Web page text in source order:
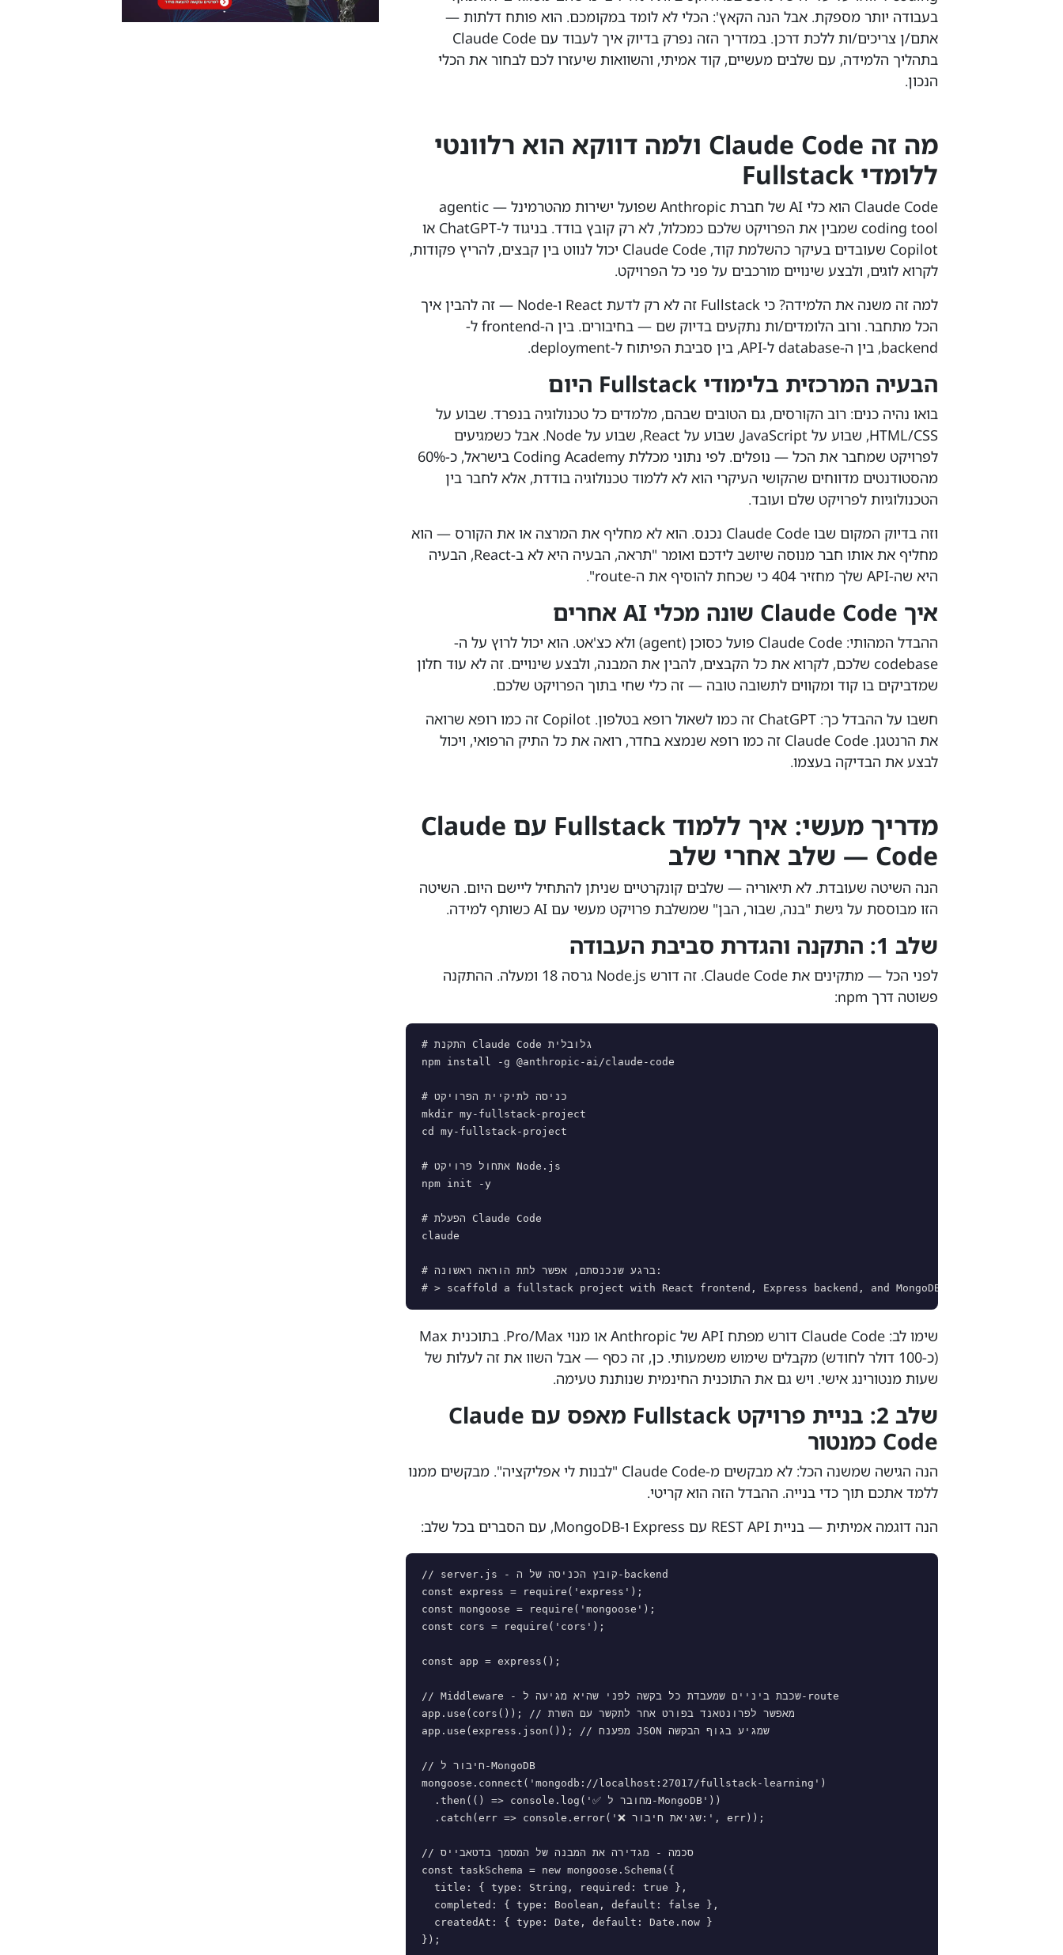
בעבודה יותר מספקת. אבל הנה הקאץ': הכלי לא לומד במקומכם. הוא פותח דלתות —
אתם/ן צריכים/ות ללכת דרכן. במדריך הזה נפרק בדיוק איך לעבוד עם Claude Code
בתהליך הלמידה, עם שלבים מעשיים, קוד אמיתי, והשוואות שיעזרו לכם לבחור את הכלי
הנכון.
מה זה Claude Code ולמה דווקא הוא רלוונטי
ללומדי Fullstack
Claude Code הוא כלי AI של חברת Anthropic שפועל ישירות מהטרמינל — agentic
coding tool שמבין את הפרויקט שלכם כמכלול, לא רק קובץ בודד. בניגוד ל-ChatGPT או
Copilot שעובדים בעיקר כהשלמת קוד, Claude Code יכול לנווט בין קבצים, להריץ פקודות,
לקרוא לוגים, ולבצע שינויים מורכבים על פני כל הפרויקט.
למה זה משנה את הלמידה? כי Fullstack זה לא רק לדעת React ו-Node — זה להבין איך
הכל מתחבר. ורוב הלומדים/ות נתקעים בדיוק שם — בחיבורים. בין ה-frontend ל-
backend, בין ה-database ל-API, בין סביבת הפיתוח ל-deployment.
הבעיה המרכזית בלימודי Fullstack היום
בואו נהיה כנים: רוב הקורסים, גם הטובים שבהם, מלמדים כל טכנולוגיה בנפרד. שבוע על
HTML/CSS, שבוע על JavaScript, שבוע על React, שבוע על Node. אבל כשמגיעים
לפרויקט שמחבר את הכל — נופלים. לפי נתוני מכללת Coding Academy בישראל, כ-60%
מהסטודנטים מדווחים שהקושי העיקרי הוא לא ללמוד טכנולוגיה בודדת, אלא לחבר בין
הטכנולוגיות לפרויקט שלם ועובד.
וזה בדיוק המקום שבו Claude Code נכנס. הוא לא מחליף את המרצה או את הקורס — הוא
מחליף את אותו חבר מנוסה שיושב לידכם ואומר "תראה, הבעיה היא לא ב-React, הבעיה
היא שה-API שלך מחזיר 404 כי שכחת להוסיף את ה-route".
איך Claude Code שונה מכלי AI אחרים
ההבדל המהותי: Claude Code פועל כסוכן (agent) ולא כצ'אט. הוא יכול לרוץ על ה-
codebase שלכם, לקרוא את כל הקבצים, להבין את המבנה, ולבצע שינויים. זה לא עוד חלון
שמדביקים בו קוד ומקווים לתשובה טובה — זה כלי שחי בתוך הפרויקט שלכם.
חשבו על ההבדל כך: ChatGPT זה כמו לשאול רופא בטלפון. Copilot זה כמו רופא שרואה
את הרנטגן. Claude Code זה כמו רופא שנמצא בחדר, רואה את כל התיק הרפואי, ויכול
לבצע את הבדיקה בעצמו.
מדריך מעשי: איך ללמוד Fullstack עם Claude
Code — שלב אחרי שלב
הנה השיטה שעובדת. לא תיאוריה — שלבים קונקרטיים שניתן להתחיל ליישם היום. השיטה
הזו מבוססת על גישת "בנה, שבור, הבן" שמשלבת פרויקט מעשי עם AI כשותף למידה.
שלב 1: התקנה והגדרת סביבת העבודה
לפני הכל — מתקינים את Claude Code. זה דורש Node.js גרסה 18 ומעלה. ההתקנה
פשוטה דרך npm:
# התקנת Claude Code גלובלית
npm install -g @anthropic-ai/claude-code
# כניסה לתיקיית הפרויקט
mkdir my-fullstack-project
cd my-fullstack-project
# אתחול פרויקט Node.js
npm init -y
# הפעלת Claude Code
claude
# ברגע שנכנסתם, אפשר לתת הוראה ראשונה:
# > scaffold a fullstack project with React frontend, Express backend, and MongoDB connection
שימו לב: Claude Code דורש מפתח API של Anthropic או מנוי Pro/Max. בתוכנית Max
(כ-100 דולר לחודש) מקבלים שימוש משמעותי. כן, זה כסף — אבל השוו את זה לעלות של
שעות מנטורינג אישי. ויש גם את התוכנית החינמית שנותנת טעימה.
שלב 2: בניית פרויקט Fullstack מאפס עם Claude
Code כמנטור
הנה הגישה שמשנה הכל: לא מבקשים מ-Claude Code "לבנות לי אפליקציה". מבקשים ממנו
ללמד אתכם תוך כדי בנייה. ההבדל הזה הוא קריטי.
הנה דוגמה אמיתית — בניית REST API עם Express ו-MongoDB, עם הסברים בכל שלב:
// server.js - קובץ הכניסה של ה-backend
const express = require('express');
const mongoose = require('mongoose');
const cors = require('cors');
const app = express();
// Middleware - שכבת ביניים שמעבדת כל בקשה לפני שהיא מגיעה ל-route
app.use(cors()); // מאפשר לפרונטאנד בפורט אחר לתקשר עם השרת
app.use(express.json()); // מפענח JSON שמגיע בגוף הבקשה
// חיבור ל-MongoDB
mongoose.connect('mongodb://localhost:27017/fullstack-learning')
  .then(() => console.log('✅ מחובר ל-MongoDB'))
  .catch(err => console.error('❌ שגיאת חיבור:', err));
// סכמה - מגדירה את המבנה של המסמך בדטאבייס
const taskSchema = new mongoose.Schema({
  title: { type: String, required: true },
  completed: { type: Boolean, default: false },
  createdAt: { type: Date, default: Date.now }
});